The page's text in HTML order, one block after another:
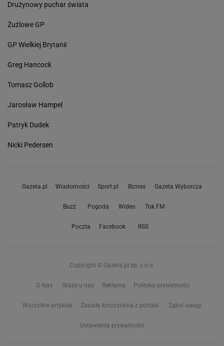
Drużynowy puchar świata
Żużlowe GP
GP Wielkiej Brytanii
Greg Hancock
Tomasz Gollob
Jarosław Hampel
Patryk Dudek
Nicki Pedersen
Gazeta.pl Wiadomości Sport.pl Biznes Gazeta Wyborcza
Buzz Pogoda Wideo Tok.FM
Poczta Facebook RSS
Copyright © Gazeta.pl sp. z o.o.
O Nas Staże u nas Reklama Polityka prywatności
Wszystkie artykuły Zasady korzystania z portalu Zgłoś uwagi
Ustawienia prywatności